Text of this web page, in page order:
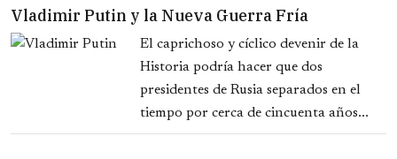
Vladimir Putin y la Nueva Guerra Fría
El caprichoso y cíclico devenir de la
Historia podría hacer que dos
presidentes de Rusia separados en el
tiempo por cerca de cincuenta años...